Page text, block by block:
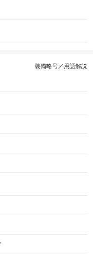
装備略号／用語解説